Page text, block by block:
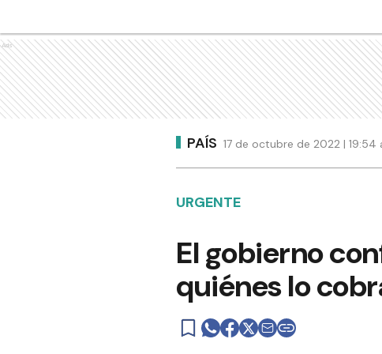
Ads
PAÍS 17 de octubre de 2022 |
URGENTE
El gobierno
quiénes lo